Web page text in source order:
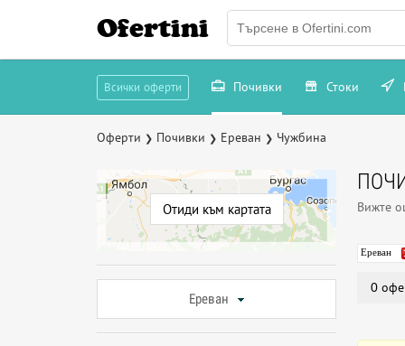
Ofertini
Всички оферти Почивки Стоки
Оферти ❯ Почивки ❯ Ереван ❯ Чужбина
Отиди към картата
Ереван
Вижте
Ереван
0